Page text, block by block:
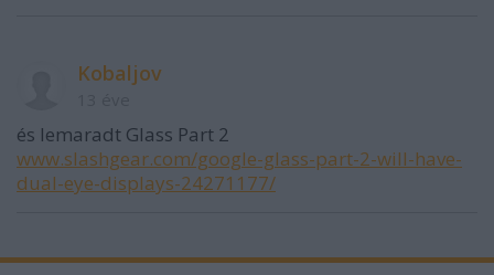
Kobaljov
és lemaradt Glass Part 2
www.slashgear.com/google-glass-part-2-will-have-
dual-eye-displays-24271177/